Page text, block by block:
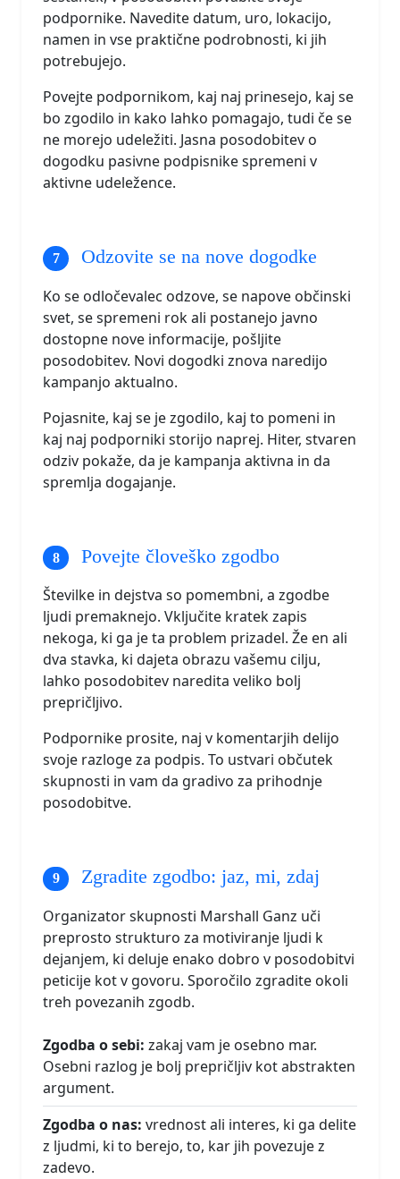
podpornike. Navedite datum, uro, lokacijo,
namen in vse praktične podrobnosti, ki jih
potrebujejo.
Povejte podpornikom, kaj naj prinesejo, kaj se
bo zgodilo in kako lahko pomagajo, tudi če se
ne morejo udeležiti. Jasna posodobitev o
dogodku pasivne podpisnike spremeni v
aktivne udeležence.
Odzovite se na nove dogodke
Ko se odločevalec odzove, se napove občinski
svet, se spremeni rok ali postanejo javno
dostopne nove informacije, pošljite
posodobitev. Novi dogodki znova naredijo
kampanjo aktualno.
Pojasnite, kaj se je zgodilo, kaj to pomeni in
kaj naj podporniki storijo naprej. Hiter, stvaren
odziv pokaže, da je kampanja aktivna in da
spremlja dogajanje.
Povejte človeško zgodbo
Številke in dejstva so pomembni, a zgodbe
ljudi premaknejo. Vključite kratek zapis
nekoga, ki ga je ta problem prizadel. Že en ali
dva stavka, ki dajeta obrazu vašemu cilju,
lahko posodobitev naredita veliko bolj
prepričljivo.
Podpornike prosite, naj v komentarjih delijo
svoje razloge za podpis. To ustvari občutek
skupnosti in vam da gradivo za prihodnje
posodobitve.
Zgradite zgodbo: jaz, mi, zdaj
Organizator skupnosti Marshall Ganz uči
preprosto strukturo za motiviranje ljudi k
dejanjem, ki deluje enako dobro v posodobitvi
peticije kot v govoru. Sporočilo zgradite okoli
treh povezanih zgodb.
Zgodba o sebi: zakaj vam je osebno mar.
Osebni razlog je bolj prepričljiv kot abstrakten
argument.
Zgodba o nas: vrednost ali interes, ki ga delite
z ljudmi, ki to berejo, to, kar jih povezuje z
zadevo.